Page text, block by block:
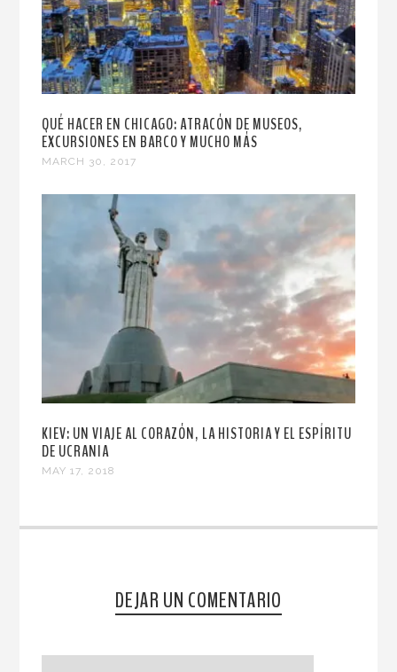
QUÉ HACER EN CHICAGO: ATRACÓN DE MUSEOS,
EXCURSIONES EN BARCO Y MUCHO MÁS
MARCH 30, 2017
KIEV: UN VIAJE AL CORAZÓN, LA HISTORIA Y EL ESPÍRITU
DE UCRANIA
MAY 17, 2018
DEJAR UN COMENTARIO